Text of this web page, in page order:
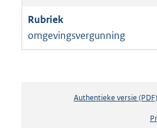
omgevingsvergunning
Authentieke versie (PDF)